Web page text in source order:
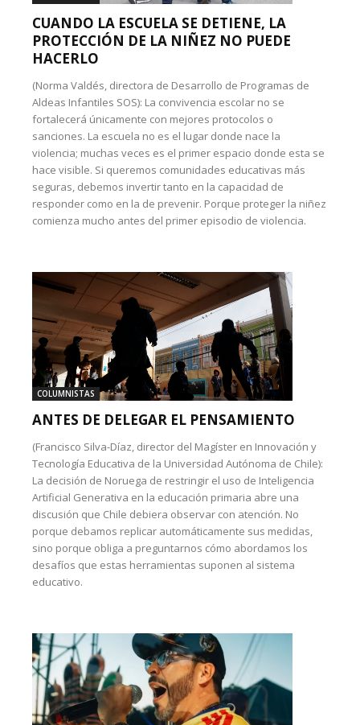
CUANDO LA ESCUELA SE DETIENE, LA
PROTECCIÓN DE LA NIÑEZ NO PUEDE
HACERLO
(Norma Valdés, directora de Desarrollo de Programas de
Aldeas Infantiles SOS): La convivencia escolar no se
fortalecerá únicamente con mejores protocolos o
sanciones. La escuela no es el lugar donde nace la
violencia; muchas veces es el primer espacio donde esta se
hace visible. Si queremos comunidades educativas más
seguras, debemos invertir tanto en la capacidad de
responder como en la de prevenir. Porque proteger la niñez
comienza mucho antes del primer episodio de violencia.
COLUMNISTAS
ANTES DE DELEGAR EL PENSAMIENTO
(Francisco Silva-Díaz, director del Magíster en Innovación y
Tecnología Educativa de la Universidad Autónoma de Chile):
La decisión de Noruega de restringir el uso de Inteligencia
Artificial Generativa en la educación primaria abre una
discusión que Chile debiera observar con atención. No
porque debamos replicar automáticamente sus medidas,
sino porque obliga a preguntarnos cómo abordamos los
desafíos que estas herramientas suponen al sistema
educativo.